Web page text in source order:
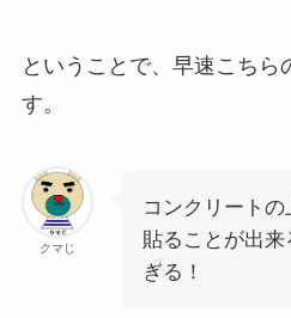
ということで、早速こちら
す。
クマじ
コンクリート
貼ることが出
ぎる！